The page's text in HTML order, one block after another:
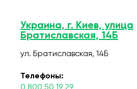
Украина, г. Киев, улица
Братиславская, 14Б
ул. Братиславская, 14Б
Телефоны: